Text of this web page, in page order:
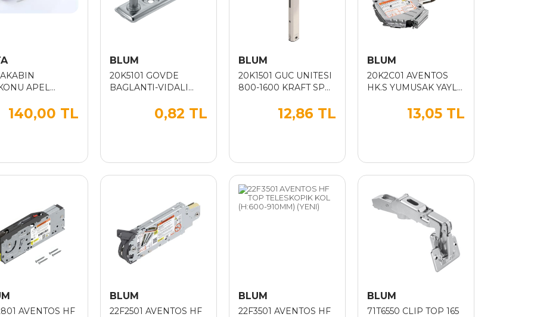
APEL
140,00 TL
BLUM
20K5101 GOVDE
BAGLANTI-VIDALI
0,82 TL
BLUM
20K1501 GUC UNITESI
800-1600 KRAFT SP
12,86 TL
BLUM
20K2C01 AVENTOS
HK.S YUMUSAK YAYLI
13,05 TL
AVENTOS HF
BLUM
22F2501 AVENTOS HF
BLUM
22F3501 AVENTOS HF
BLUM
71T6550 CLIP TOP 165